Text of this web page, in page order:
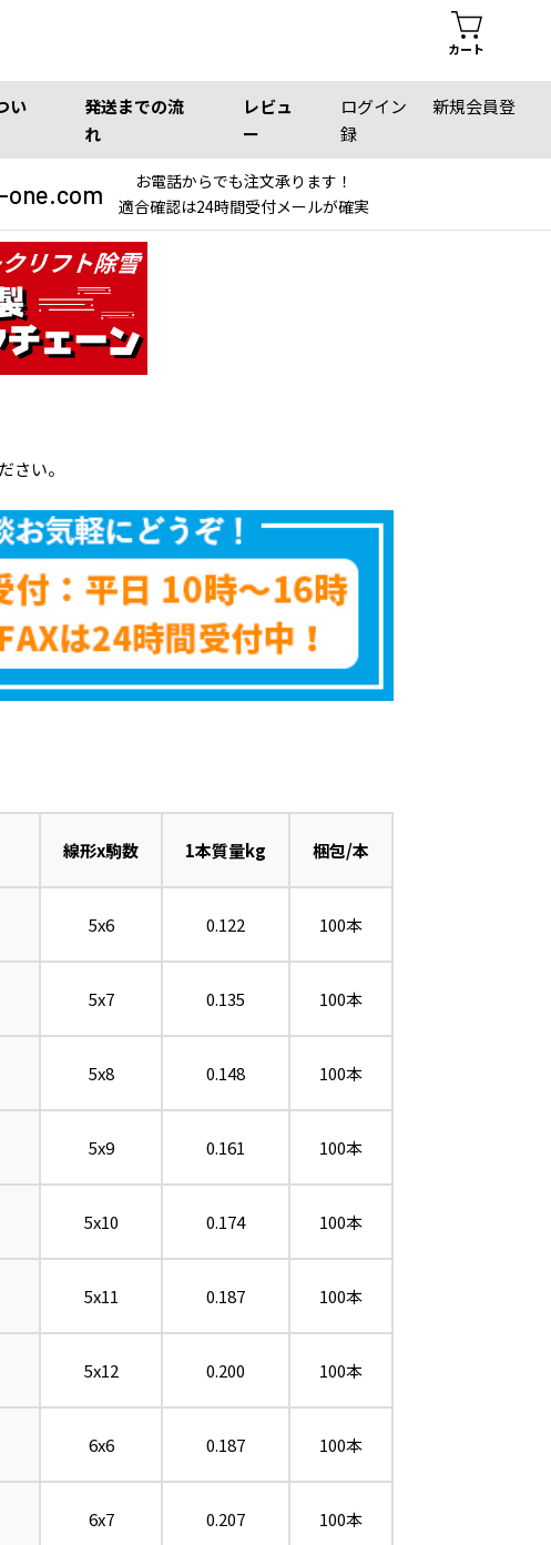
カート
い
発送までの流
れ
レビュ
ー
ログイン
新規会員登
録
one.com
お電話からでも注文承ります！
適合確認は24時間受付メールが確実
さい。
線形x駒数 1本質量kg 梱包/本
5x6 0.122 100本
5x7 0.135 100本
5x8 0.148 100本
5x9 0.161 100本
5x10 0.174 100本
5x11 0.187 100本
5x12 0.200 100本
6x6 0.187 100本
6x7 0.207 100本